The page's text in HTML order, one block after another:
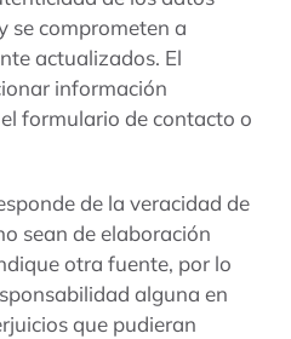
se comprometen a
actualizados. El
información
formulario de contacto o
de la veracidad de
sean de elaboración
otra fuente, por lo
alguna en
que pudieran